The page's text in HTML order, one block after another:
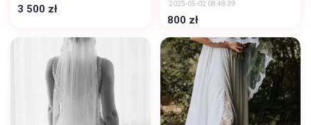
3 500 zł 2025-05-02 08:48:39
800 zł